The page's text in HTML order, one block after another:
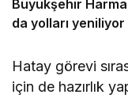
Büyükşehir
da yolları yeniliyor
Hatay görevi
için de hazırlık